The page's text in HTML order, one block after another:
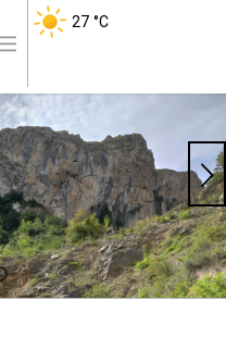
27 °C
Posterior
1 2 3